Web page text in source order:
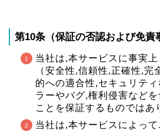
第10条（保証の否認および免責
当社は,本サービスに事実
（安全性,信頼性,正確性,完
的への適合性,セキュリテ
ラーやバグ,権利侵害など
ことを保証するものではあ
当社は,本サービスによっ